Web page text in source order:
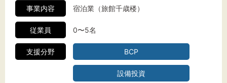
事業内容 宿泊業（旅館千歳楼）
従業員 0〜5名
支援分野 BCP
設備投資